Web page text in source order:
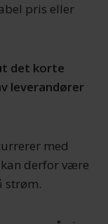
pris eller
det korte
leverandører
med
derfor være
strøm.